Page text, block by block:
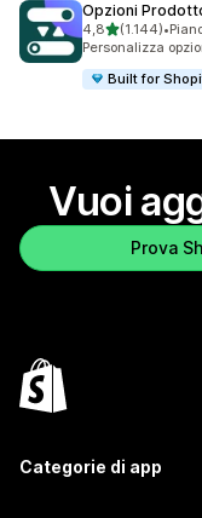
Opzioni
4,8stelle su 5
(1.144)
1144 recensioni
•
Personalizza
Built for
Vuoi
Prova
Categorie di app